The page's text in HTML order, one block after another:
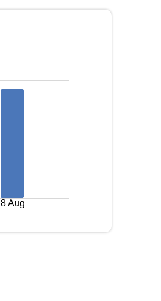
8 Aug